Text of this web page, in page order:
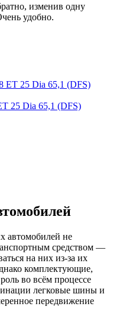
изменив одну
удобно.
25 Dia 65,1 (DFS)
автомобилей не
средством —
на них из-за их
комплектующие,
во всём процессе
легковые шины и
передвижение